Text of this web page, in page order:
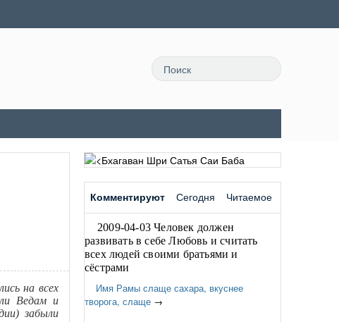
на всех
Ведам и
забыли
Комментируют Сегодня Читаемое
2009-04-03 Человек должен
развивать в себе Любовь и считать
всех людей своими братьями и
сёстрами
Имя Рамы слаще сахара, вкуснее
творога, слаще →